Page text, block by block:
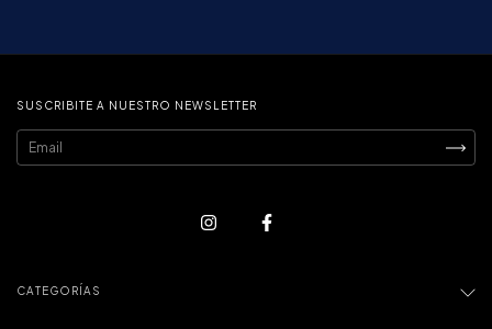
SUSCRIBITE A NUESTRO NEWSLETTER
CATEGORÍAS